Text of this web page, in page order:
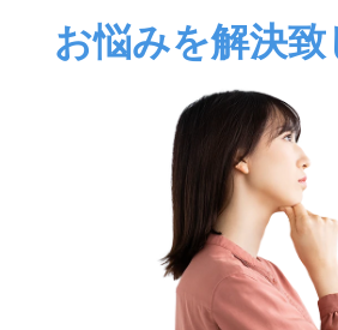
お悩みを解決致